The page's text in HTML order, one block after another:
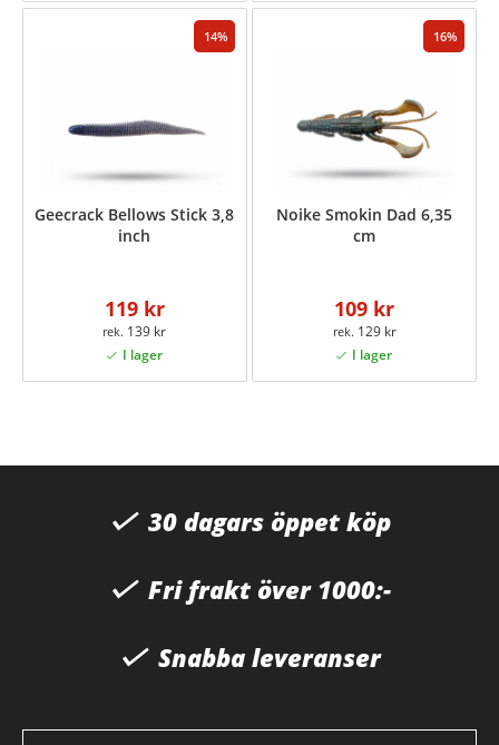
14
Geecrack Bellows Stick 3,8
inch
119 kr
139 kr
16
Noike Smokin Dad 6,35
cm
109 kr
129 kr
30 dagars öppet köp
Fri frakt över 1000:-
Snabba leveranser